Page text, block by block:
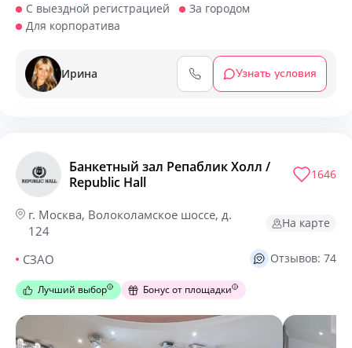
С выездной регистрацией
За городом
Для корпоратива
Ирина Узнать условия
Банкетный зал Репаблик Холл /
Republic Hall
г. Москва, Волоколамское шоссе, д.
124
СЗАО
На карте
1646
Отзывов: 74
Бонус от площадки
Лучший выбор